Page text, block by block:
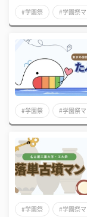
#学園祭 #学園祭
#学園祭 #学園祭
#学園祭 #学園祭